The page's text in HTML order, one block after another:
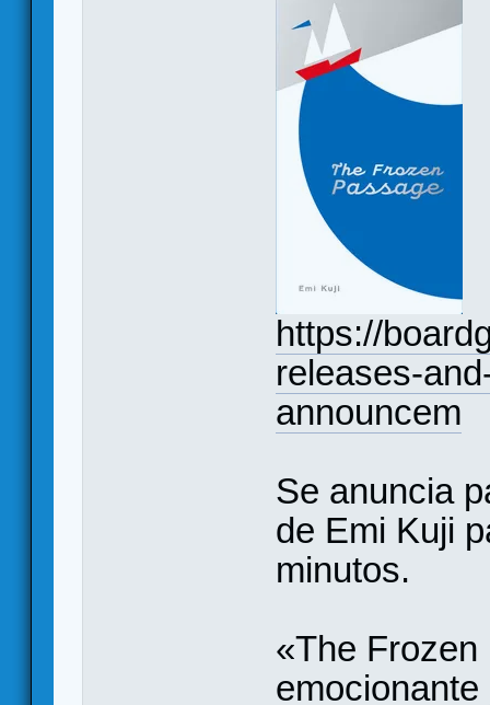
https://
releases-
announcem
Se anuncia
de Emi Kuji
minutos.
«The